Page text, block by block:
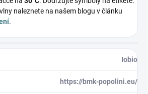
naleznete na našem blogu v článku
.
Iobio
https://bmk-popolini.eu/